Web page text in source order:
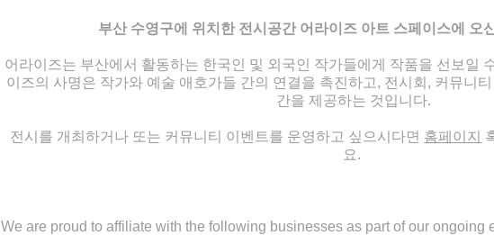
부산 수영구에 위치한 전시공간 어라이즈 아트 스페이스에 오
어라이즈는 부산에서 활동하는 한국인 및 외국인 작가들에게 작품을 선보일
이즈의 사명은 작가와 예술 애호가들 간의 연결을 촉진하고, 전시회, 커뮤니
간을 제공하는 것입니다.
전시를 개최하거나 또는 커뮤니티 이벤트를 운영하고 싶으시다면 홈페이지
요.
We are proud to affiliate with the following businesses as part of our ongoing